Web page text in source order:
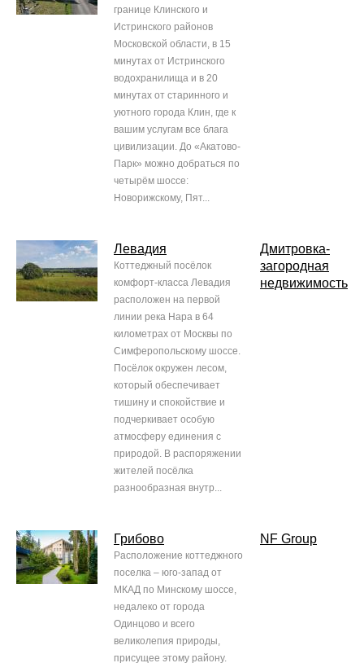
границе Клинского и
Истринского районов
Московской области, в 15
минутах от Истринского
водохранилища и в 20
минутах от старинного и
уютного города Клин, где к
вашим услугам все блага
цивилизации. До «Акатово-
Парк» можно добраться по
четырём шоссе:
Новорижскому, Пят...
Левадия
Коттеджный посёлок
комфорт-класса Левадия
расположен на первой
линии река Нара в 64
километрах от Москвы по
Симферопольскому шоссе.
Посёлок окружен лесом,
который обеспечивает
тишину и спокойствие и
подчеркивает особую
атмосферу единения с
природой. В распоряжении
жителей посёлка
разнообразная внутр...
Дмитровка-
загородная
недвижимость
Грибово
Расположение коттеджного
поселка – юго-запад от
МКАД по Минскому шоссе,
недалеко от города
Одинцово и всего
великолепия природы,
присущее этому району.
NF Group